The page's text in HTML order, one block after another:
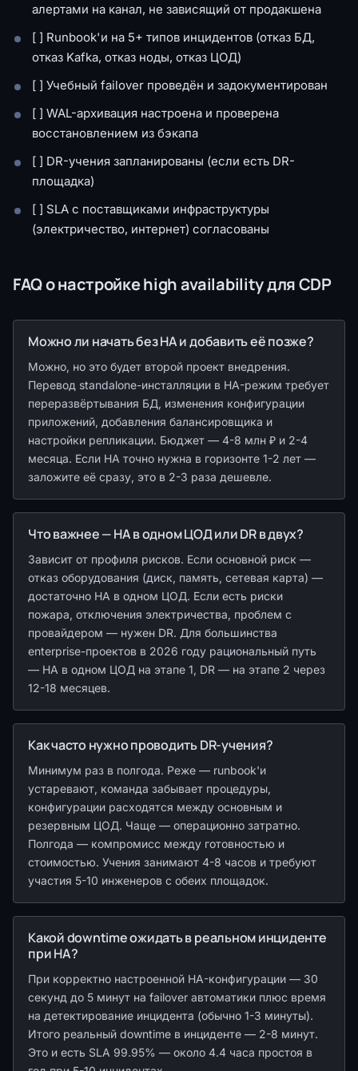
алертами на канал, не зависящий от продакшена
[ ] Runbook'и на 5+ типов инцидентов (отказ БД,
отказ Kafka, отказ ноды, отказ ЦОД)
[ ] Учебный failover проведён и задокументирован
[ ] WAL-архивация настроена и проверена
восстановлением из бэкапа
[ ] DR-учения запланированы (если есть DR-
площадка)
[ ] SLA с поставщиками инфраструктуры
(электричество, интернет) согласованы
FAQ о настройке high availability для CDP
Можно ли начать без HA и добавить её позже?
Можно, но это будет второй проект внедрения.
Перевод standalone-инсталляции в HA-режим требует
переразвёртывания БД, изменения конфигурации
приложений, добавления балансировщика и
настройки репликации. Бюджет — 4-8 млн ₽ и 2-4
месяца. Если HA точно нужна в горизонте 1-2 лет —
заложите её сразу, это в 2-3 раза дешевле.
Что важнее — HA в одном ЦОД или DR в двух?
Зависит от профиля рисков. Если основной риск —
отказ оборудования (диск, память, сетевая карта) —
достаточно HA в одном ЦОД. Если есть риски
пожара, отключения электричества, проблем с
провайдером — нужен DR. Для большинства
enterprise-проектов в 2026 году рациональный путь
— HA в одном ЦОД на этапе 1, DR — на этапе 2 через
12-18 месяцев.
Как часто нужно проводить DR-учения?
Минимум раз в полгода. Реже — runbook'и
устаревают, команда забывает процедуры,
конфигурации расходятся между основным и
резервным ЦОД. Чаще — операционно затратно.
Полгода — компромисс между готовностью и
стоимостью. Учения занимают 4-8 часов и требуют
участия 5-10 инженеров с обеих площадок.
Какой downtime ожидать в реальном инциденте
при HA?
При корректно настроенной HA-конфигурации — 30
секунд до 5 минут на failover автоматики плюс время
на детектирование инцидента (обычно 1-3 минуты).
Итого реальный downtime в инциденте — 2-8 минут.
Это и есть SLA 99.95% — около 4.4 часа простоя в